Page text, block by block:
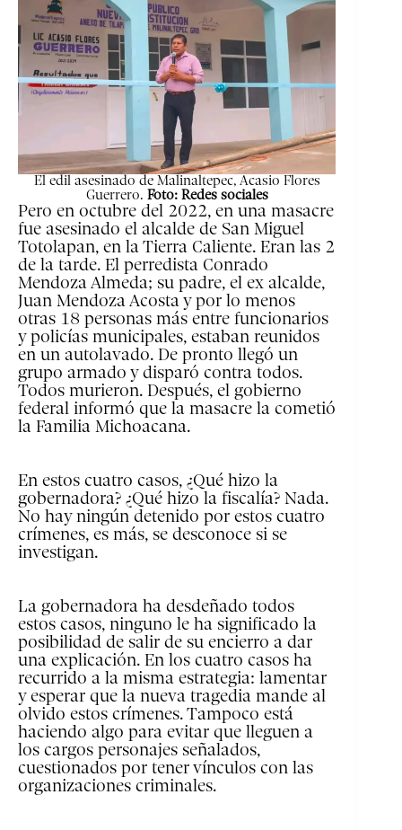
El edil asesinado de Malinaltepec, Acasio Flores
Guerrero. Foto: Redes sociales
Pero en octubre del 2022, en una masacre
fue asesinado el alcalde de San Miguel
Totolapan, en la Tierra Caliente. Eran las 2
de la tarde. El perredista Conrado
Mendoza Almeda; su padre, el ex alcalde,
Juan Mendoza Acosta y por lo menos
otras 18 personas más entre funcionarios
y policías municipales, estaban reunidos
en un autolavado. De pronto llegó un
grupo armado y disparó contra todos.
Todos murieron. Después, el gobierno
federal informó que la masacre la cometió
la Familia Michoacana.
En estos cuatro casos, ¿Qué hizo la
gobernadora? ¿Qué hizo la fiscalía? Nada.
No hay ningún detenido por estos cuatro
crímenes, es más, se desconoce si se
investigan.
La gobernadora ha desdeñado todos
estos casos, ninguno le ha significado la
posibilidad de salir de su encierro a dar
una explicación. En los cuatro casos ha
recurrido a la misma estrategia: lamentar
y esperar que la nueva tragedia mande al
olvido estos crímenes. Tampoco está
haciendo algo para evitar que lleguen a
los cargos personajes señalados,
cuestionados por tener vínculos con las
organizaciones criminales.